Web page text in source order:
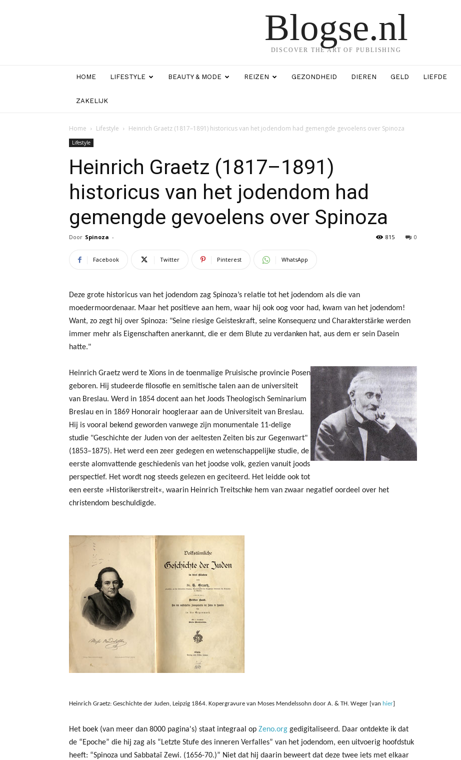
Blogse.nl
DISCOVER THE ART OF PUBLISHING
HOME LIFESTYLE BEAUTY & MODE REIZEN GEZONDHEID DIEREN GELD LIEFDE
ZAKELIJK
Home Lifestyle Heinrich Graetz (1817–1891) historicus van het jodendom had gemengde gevoelens over Spinoza
Lifestyle
Heinrich Graetz (1817–1891)
historicus van het jodendom had
gemengde gevoelens over Spinoza
Door Spinoza - 0
815
Facebook Twitter Pinterest WhatsApp
Deze grote historicus van het jodendom zag Spinoza’s relatie tot het jodendom als die van
moedermoordenaar. Maar het positieve aan hem, waar hij ook oog voor had, kwam van het jodendom!
Want, zo zegt hij over Spinoza: "Seine riesige Geisteskraft, seine Konsequenz und Charakterstärke werden
immer mehr als Eigenschaften anerkannt, die er dem Blute zu verdanken hat, aus dem er sein Dasein
hatte."
Heinrich Graetz werd te Xions in de toenmalige Pruisische provincie Posen
geboren. Hij studeerde filosofie en semitische talen aan de universiteit
van Breslau. Werd in 1854 docent aan het Joods Theologisch Seminarium
Breslau en in 1869 Honorair hoogleraar aan de Universiteit van Breslau.
Hij is vooral bekend geworden vanwege zijn monumentale 11-delige
studie "Geschichte der Juden von der aeltesten Zeiten bis zur Gegenwart"
(1853–1875). Het werd een zeer gedegen en wetenschappelijke studie, de
eerste alomvattende geschiedenis van het joodse volk, gezien vanuit joods
perspectief. Het wordt nog steeds gelezen en geciteerd. Het leidde ook tot
een eerste »Historikerstreit«, waarin Heinrich Treitschke hem van zwaar negatief oordeel over het
christendom beschuldigde.
Heinrich Graetz: Geschichte der Juden, Leipzig 1864. Kopergravure van Moses Mendelssohn door A. & TH. Weger [van hier]
Het boek (van meer dan 8000 pagina's) staat integraal op Zeno.org gedigitaliseerd. Daar ontdekte ik dat
de “Epoche” die hij zag als “Letzte Stufe des inneren Verfalles” van het jodendom, een uitvoerig hoofdstuk
heeft: “Spinoza und Sabbataï Zewi. (1656-70.)” Niet dat hij daarin beweert dat deze twee iets met elkaar